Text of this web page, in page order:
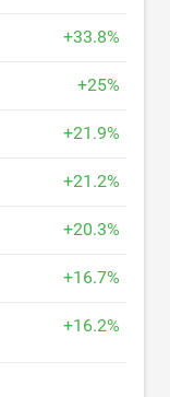
+33.8%
+25%
+21.9%
+21.2%
+20.3%
+16.7%
+16.2%